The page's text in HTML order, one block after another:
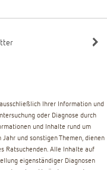
Ihrer Information und
oder Diagnose durch
und Inhalte rund um
und sonstigen Themen, dienen
Ratsuchenden. Alle Inhalte auf
eigenständiger Diagnosen